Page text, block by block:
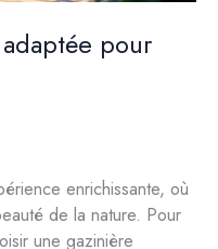
pour
enrichissante, où
de la nature. Pour
une gazinière